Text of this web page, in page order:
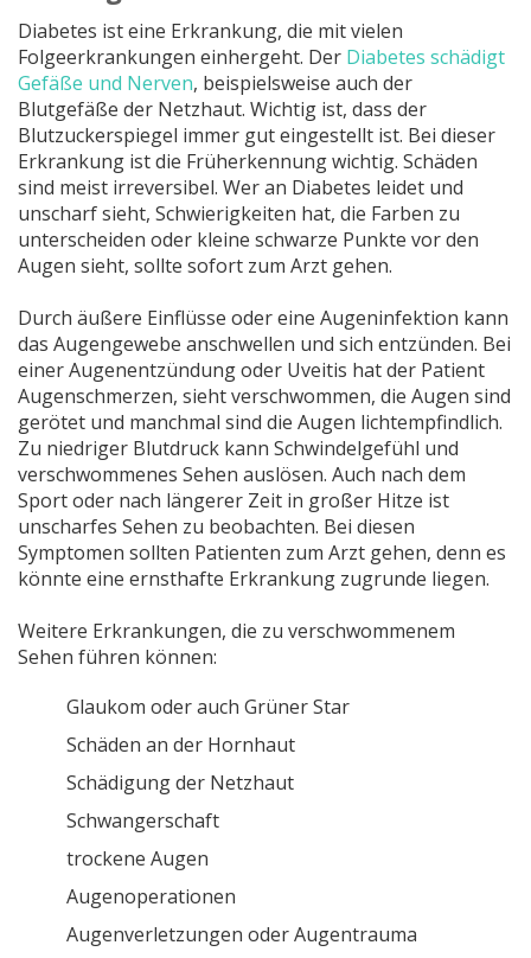
Diabetes ist eine Erkrankung, die mit vielen
Folgeerkrankungen einhergeht. Der Diabetes schädigt
Gefäße und Nerven, beispielsweise auch der
Blutgefäße der Netzhaut. Wichtig ist, dass der
Blutzuckerspiegel immer gut eingestellt ist. Bei dieser
Erkrankung ist die Früherkennung wichtig. Schäden
sind meist irreversibel. Wer an Diabetes leidet und
unscharf sieht, Schwierigkeiten hat, die Farben zu
unterscheiden oder kleine schwarze Punkte vor den
Augen sieht, sollte sofort zum Arzt gehen.
Durch äußere Einflüsse oder eine Augeninfektion kann
das Augengewebe anschwellen und sich entzünden. Bei
einer Augenentzündung oder Uveitis hat der Patient
Augenschmerzen, sieht verschwommen, die Augen sind
gerötet und manchmal sind die Augen lichtempfindlich.
Zu niedriger Blutdruck kann Schwindelgefühl und
verschwommenes Sehen auslösen. Auch nach dem
Sport oder nach längerer Zeit in großer Hitze ist
unscharfes Sehen zu beobachten. Bei diesen
Symptomen sollten Patienten zum Arzt gehen, denn es
könnte eine ernsthafte Erkrankung zugrunde liegen.
Weitere Erkrankungen, die zu verschwommenem
Sehen führen können:
Glaukom oder auch Grüner Star
Schäden an der Hornhaut
Schädigung der Netzhaut
Schwangerschaft
trockene Augen
Augenoperationen
Augenverletzungen oder Augentrauma